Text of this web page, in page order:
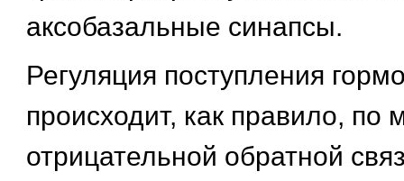
аксобазальные синапсы.
Регуляция поступления
происходит, как правило, по
отрицательной обратной